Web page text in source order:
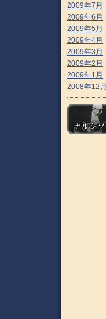
2009年7月
2009年6月
2009年5月
2009年4月
2009年3月
2009年2月
2009年1月
2008年12月